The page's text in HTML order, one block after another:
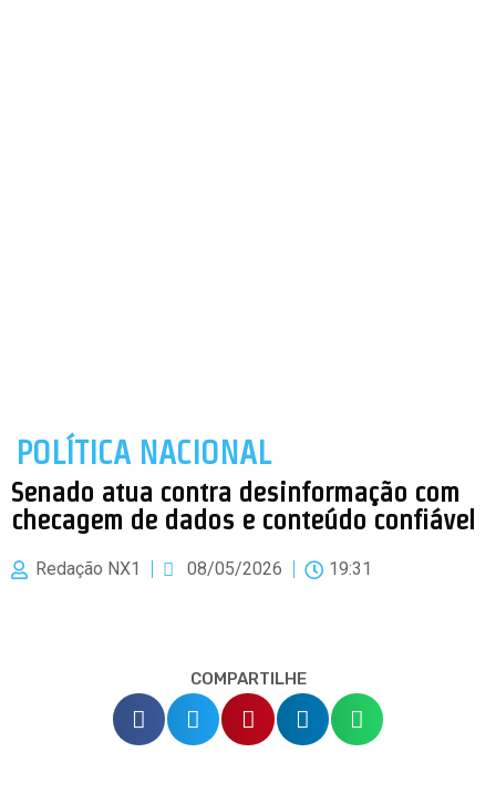
POLÍTICA NACIONAL
Senado atua contra desinformação com
checagem de dados e conteúdo confiável
Redação NX1 08/05/2026 19:31
COMPARTILHE